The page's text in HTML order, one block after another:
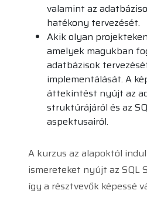
valamint az
hatékony tervezését.
Akik olyan
amelyek magukban
adatbázisok
implementálását. A
áttekintést nyújt az
struktúrájáról és az
aspektusairól.
A kurzus az alapoktól
ismereteket nyújt az SQL
így a résztvevők képessé